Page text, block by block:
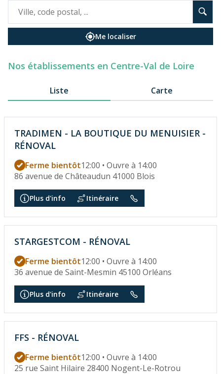
Me localiser
Nos établissements en Centre-Val de Loire
Liste Carte
TRADIMEN - LA BOUTIQUE DU MENUISIER -
RÉNOVAL
Ferme bientôt12:00 • Ouvre à 14:00
86 avenue de Châteaudun 41000 Blois
Plus d'info Itinéraire
STARGESTCOM - RÉNOVAL
Ferme bientôt12:00 • Ouvre à 14:00
36 avenue de Saint-Mesmin 45100 Orléans
Plus d'info Itinéraire
FFS - RÉNOVAL
Ferme bientôt12:00 • Ouvre à 14:00
25 rue Saint Hilaire 28400 Nogent-Le-Rotrou